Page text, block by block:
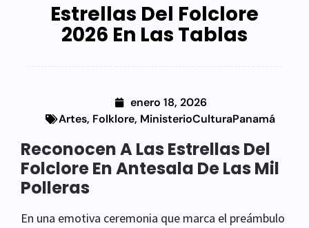
Estrellas Del Folclore
2026 En Las Tablas
enero 18, 2026
Artes, Folklore, MinisterioCulturaPanamá
Reconocen A Las Estrellas Del
Folclore En Antesala De Las Mil
Polleras
En una emotiva ceremonia que marca el preámbulo